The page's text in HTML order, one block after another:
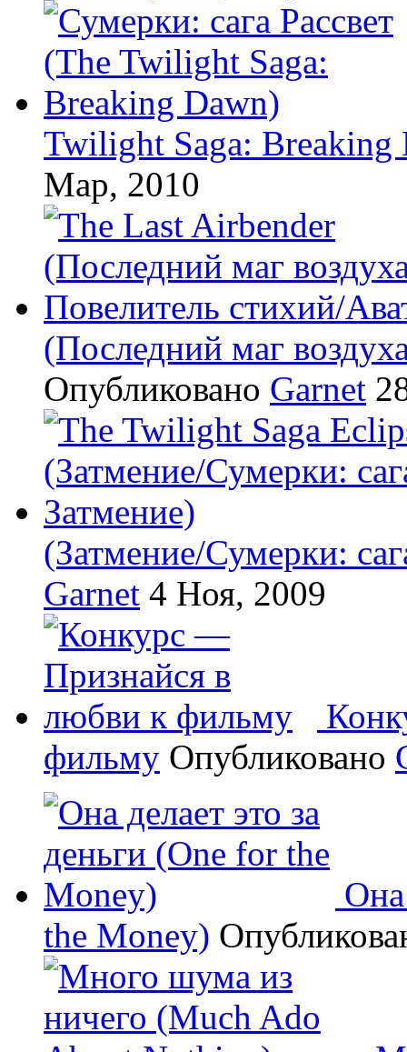
Twilight Saga: Breaking
Мар, 2010
(Последний маг
Опубликовано Garnet
(Затмение/Сумерки:
Garnet 4 Ноя, 2009
фильму Опубликовано
Она
the Money)